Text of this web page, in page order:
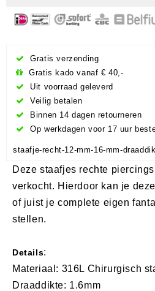
Gratis verzending
Gratis kado vanaf € 40,-
Uit voorraad geleverd
Veilig betalen
Binnen 14 dagen retourneren
Op werkdagen voor 17 uur
staafje-recht-12-mm-16-mm-
Deze staafjes rechte
verkocht. Hierdoor kan je
of juist je complete eigen
stellen.
Details:
Materiaal: 316L Chirurgisch
Draaddikte: 1.6mm